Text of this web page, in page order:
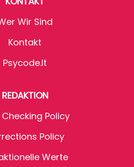
Wir Sind
Kontakt
Psycode.it
REDAKTION
Policy
Policy
Werte